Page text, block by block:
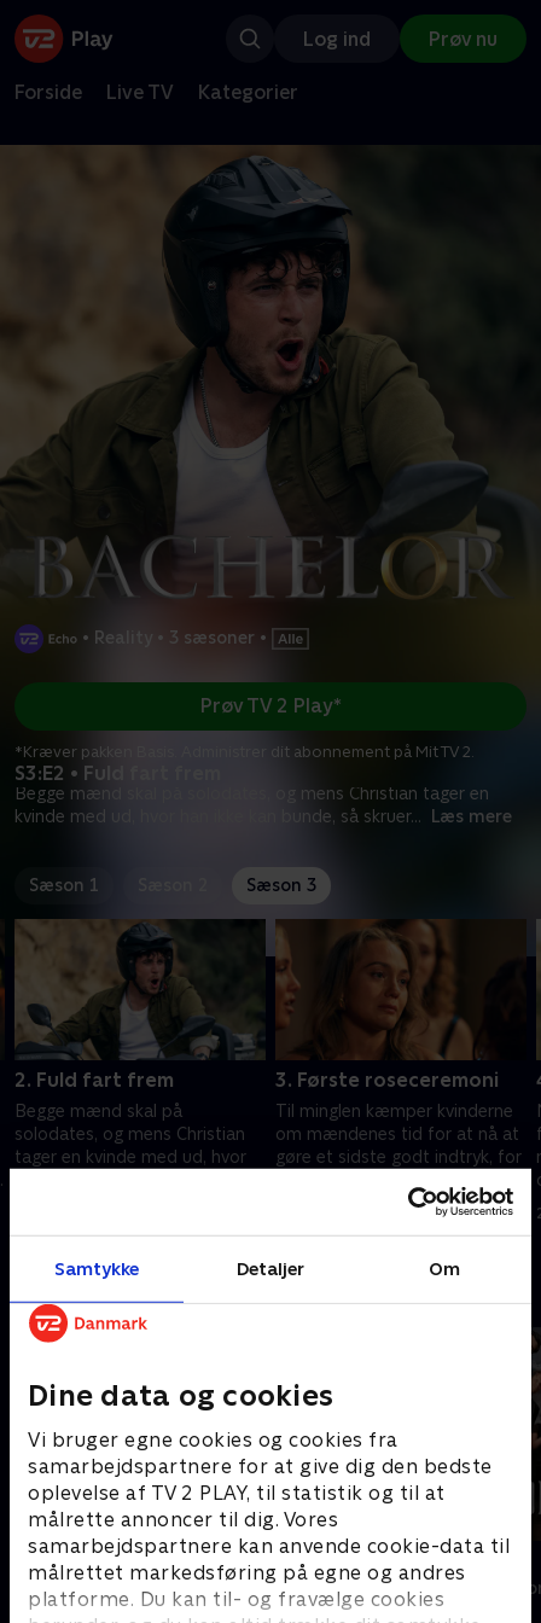
Samtykke Detaljer Om
Dine data og cookies
Vi bruger egne cookies og cookies fra
samarbejdspartnere for at give dig den bedste
oplevelse af TV 2 PLAY, til statistik og til at
målrette annoncer til dig. Vores
samarbejdspartnere kan anvende cookie-data til
målrettet markedsføring på egne og andres
platforme. Du kan til- og fravælge cookies
Log ind Prøv nu
Forside Live TV Kategorier
• Reality • 3 sæsoner •
S3:E2 • Fuld fart frem
Begge mænd skal på solodates, og mens Christian tager en
kvinde med ud, hvor han ikke kan bunde, så skruer... Læs mere
Prøv TV 2 Play*
*Kræver pakken Basis. Administrer dit abonnement på Mit TV 2.
Sæson 1 Sæson 3
2. Fuld fart frem
Begge mænd skal på
solodates, og mens Christian
tager en kvinde med ud, hvor
3. Første roseceremoni
Til minglen kæmper kvinderne
om mændenes tid for at nå at
gøre et sidste godt indtryk, for
mindst én af kvinderne på vej
16. oktober 2025 • 30 min
Andre så også
Bachelorette
Reality • 4 sæsoner
Forræder
Reality • 4